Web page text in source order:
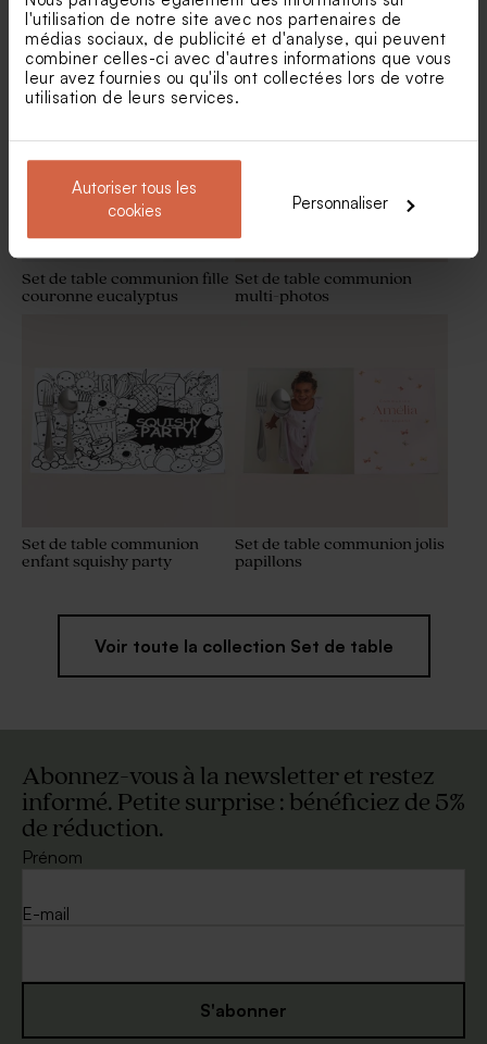
l'utilisation de notre site avec nos partenaires de
médias sociaux, de publicité et d'analyse, qui peuvent
combiner celles-ci avec d'autres informations que vous
leur avez fournies ou qu'ils ont collectées lors de votre
utilisation de leurs services.
Autoriser tous les
cookies
Personnaliser
Habillage boîte à chips
tendance effet vintage
Etiquette communion ronde
jolies fleurs ey dorure
Nouveautés
Marque place communion
oiseau et brindille
Marque place communion
imitation kraft et fleurs
Set de table communion fille
couronne eucalyptus
Nouveautés
Set de table communion
multi-photos
Set de table communion
enfant squishy party
Set de table communion jolis
papillons
Voir toute la collection Set de table
Abonnez-vous à la newsletter et restez
informé. Petite surprise : bénéficiez de 5%
de réduction.
Prénom
E-mail
S'abonner